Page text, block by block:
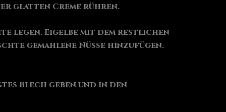
glatten Creme rühren.
legen. Eigelbe mit dem restlichen
gemahlene Nüsse hinzufügen.
Blech geben und in den